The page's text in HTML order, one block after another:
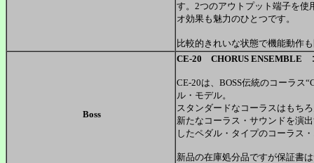
す。2つのアウトプット端子を使
オ効果も魅力のひとつです。
比較的きれいな状態で機能動作
Boss
CE-20 CHORUS ENSEMBLE
CE-20は、BOSS伝統のコーラス
ル・モデル。
スタンダードなコーラスはもち
新たなコーラス・サウンドを演
したペダル・タイプのコーラス
新品の在庫処分品ですが保証書